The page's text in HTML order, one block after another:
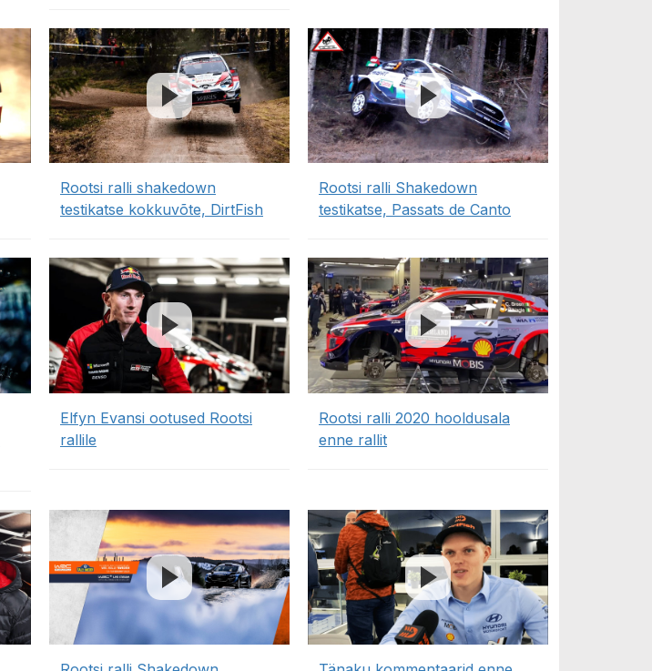
Rootsi ralli shakedown
testikatse kokkuvõte, DirtFish
Rootsi ralli Shakedown
testikatse, Passats de Canto
Elfyn Evansi ootused Rootsi
rallile
Rootsi ralli 2020 hooldusala
enne rallit